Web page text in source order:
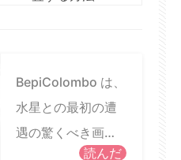
BepiColombo は、
水星との最初の遭
遇の驚くべき画像
読んだ